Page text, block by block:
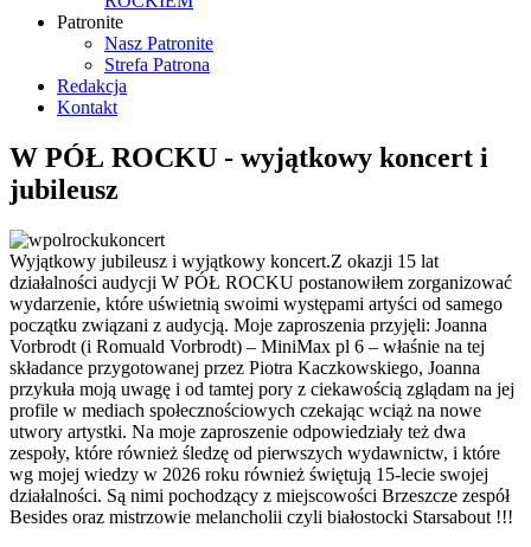
Patronite
Nasz Patronite
Strefa Patrona
Redakcja
Kontakt
W PÓŁ ROCKU - wyjątkowy koncert i
jubileusz
Wyjątkowy jubileusz i wyjątkowy koncert.Z okazji 15 lat
działalności audycji W PÓŁ ROCKU postanowiłem zorganizować
wydarzenie, które uświetnią swoimi występami artyści od samego
początku związani z audycją. Moje zaproszenia przyjęli: Joanna
Vorbrodt (i Romuald Vorbrodt) – MiniMax pl 6 – właśnie na tej
składance przygotowanej przez Piotra Kaczkowskiego, Joanna
przykuła moją uwagę i od tamtej pory z ciekawością zglądam na jej
profile w mediach społecznościowych czekając wciąż na nowe
utwory artystki. Na moje zaproszenie odpowiedziały też dwa
zespoły, które również śledzę od pierwszych wydawnictw, i które
wg mojej wiedzy w 2026 roku również świętują 15-lecie swojej
działalności. Są nimi pochodzący z miejscowości Brzeszcze zespół
Besides oraz mistrzowie melancholii czyli białostocki Starsabout !!!